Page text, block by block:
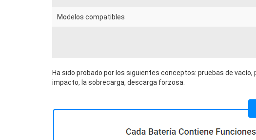
Modelos compatibles
Ha sido probado por los siguientes conceptos: pruebas de
impacto, la sobrecarga, descarga forzosa.